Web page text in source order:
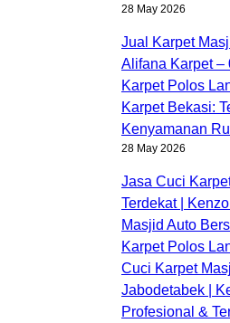
28 May 2026
Jual Karpet
Alifana Karpet –
Karpet Polos
Karpet Bekasi:
Kenyamanan
28 May 2026
Jasa Cuci
Terdekat |
Masjid Auto
Karpet Polos
Cuci Karpet
Jabodetabek |
Profesional &